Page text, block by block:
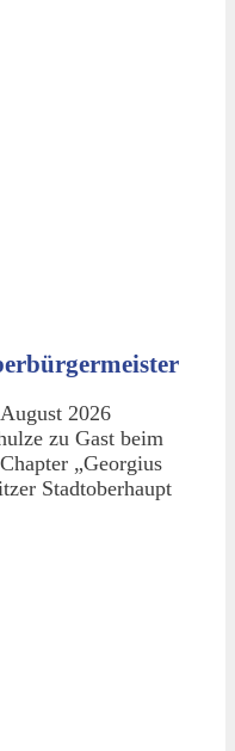
2026
zu Gast beim
„Georgius
Stadtoberhaupt